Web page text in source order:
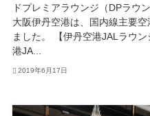
ドプレミアラウンジ（DPラウ
大阪伊丹空港は、国内線主要
ました。 【伊丹空港JALラウ
港JA...
2019年6月17日